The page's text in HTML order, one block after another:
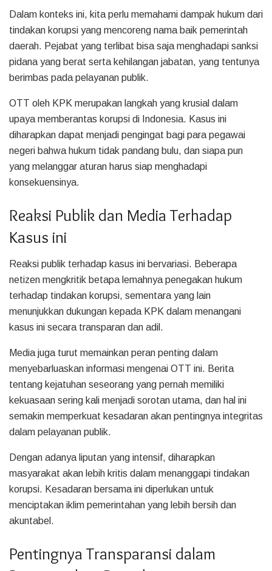
Dalam konteks ini, kita perlu memahami dampak hukum dari
tindakan korupsi yang mencoreng nama baik pemerintah
daerah. Pejabat yang terlibat bisa saja menghadapi sanksi
pidana yang berat serta kehilangan jabatan, yang tentunya
berimbas pada pelayanan publik.
OTT oleh KPK merupakan langkah yang krusial dalam
upaya memberantas korupsi di Indonesia. Kasus ini
diharapkan dapat menjadi pengingat bagi para pegawai
negeri bahwa hukum tidak pandang bulu, dan siapa pun
yang melanggar aturan harus siap menghadapi
konsekuensinya.
Reaksi Publik dan Media Terhadap
Kasus ini
Reaksi publik terhadap kasus ini bervariasi. Beberapa
netizen mengkritik betapa lemahnya penegakan hukum
terhadap tindakan korupsi, sementara yang lain
menunjukkan dukungan kepada KPK dalam menangani
kasus ini secara transparan dan adil.
Media juga turut memainkan peran penting dalam
menyebarluaskan informasi mengenai OTT ini. Berita
tentang kejatuhan seseorang yang pernah memiliki
kekuasaan sering kali menjadi sorotan utama, dan hal ini
semakin memperkuat kesadaran akan pentingnya integritas
dalam pelayanan publik.
Dengan adanya liputan yang intensif, diharapkan
masyarakat akan lebih kritis dalam menanggapi tindakan
korupsi. Kesadaran bersama ini diperlukan untuk
menciptakan iklim pemerintahan yang lebih bersih dan
akuntabel.
Pentingnya Transparansi dalam